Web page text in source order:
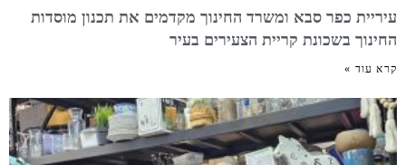
עיריית כפר סבא ומשרד החינוך מקדמים את תכנון מוסדות
החינוך בשכונת קריית הצעירים בעיר
קרא עוד »